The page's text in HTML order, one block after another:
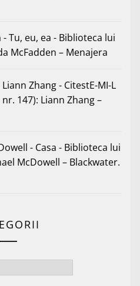
Tu, eu, ea - Biblioteca lui
McFadden – Menajera
Zhang - CitestE-MI-L
147): Liann Zhang –
- Casa - Biblioteca lui
McDowell – Blackwater.